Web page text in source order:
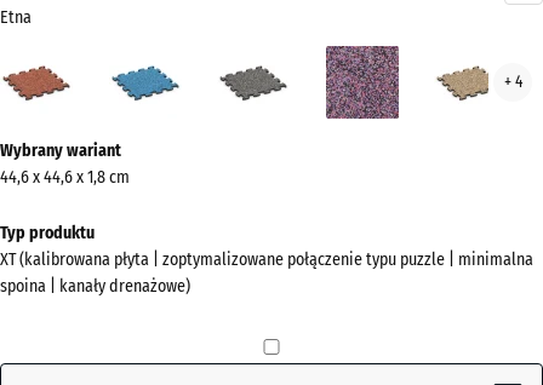
Etna
(active)
Ciemnoszary
granit
Lawenda
+ 4
informacji
o
kolorach?
Pokaż
paletę
(active)
Wybrany wariant
44,6 x 44,6 x 1,8 cm
Typ produktu
XT (kalibrowana płyta | zoptymalizowane połączenie typu puzzle | minimalna
spoina | kanały drenażowe)